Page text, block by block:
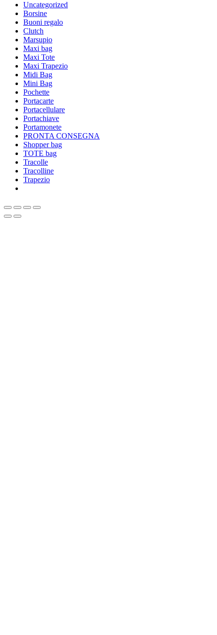
Uncategorized
Borsine
Buoni regalo
Clutch
Marsupio
Maxi bag
Maxi Tote
Maxi Trapezio
Midi Bag
Mini Bag
Pochette
Portacarte
Portacellulare
Portachiave
Portamonete
PRONTA CONSEGNA
Shopper bag
TOTE bag
Tracolle
Tracolline
Trapezio